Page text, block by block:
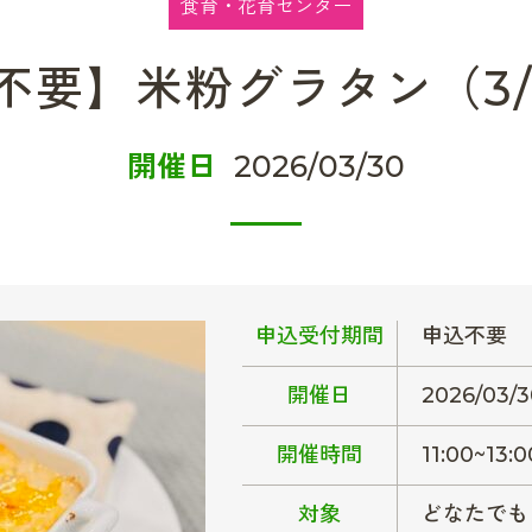
食育・花育センター
要】米粉グラタン（3/
開催日 2026/03/30
申込受付期間 申込不要
開催日 2026/03/
開催時間
対象 どなたでも